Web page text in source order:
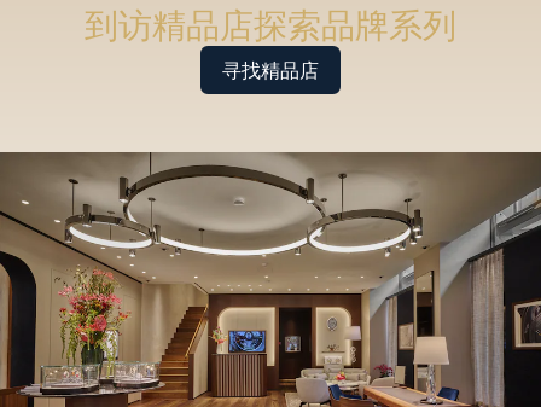
到访精品店探索品牌系列
寻找精品店